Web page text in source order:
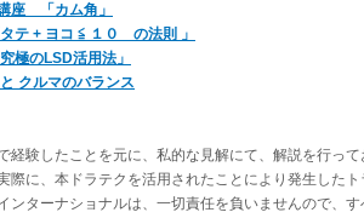
「カム角」
+ ヨコ ≦ １０ の法則 」
のLSD活用法」
ルマのバランス
験したことを元に、私的な見解にて、解説を行っ
際に、本ドラテクを活用されたことにより発生した
ターナショナルは、一切責任を負いませんので、す